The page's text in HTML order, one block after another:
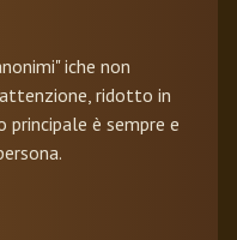
iche non
ridotto in
è sempre e